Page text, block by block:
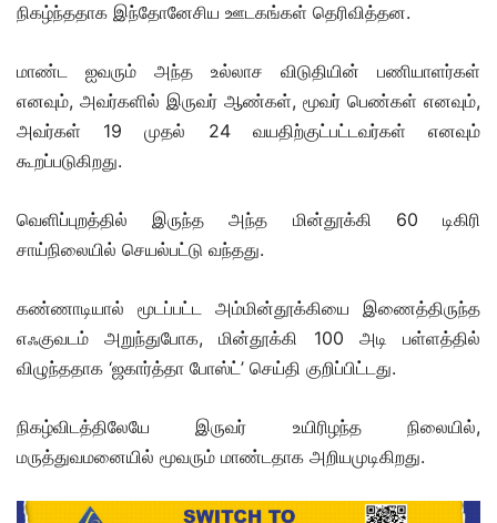
நிகழ்ந்ததாக இந்தோனேசிய ஊடகங்கள் தெரிவித்தன.
மாண்ட ஐவரும் அந்த உல்லாச விடுதியின் பணியாளர்கள்
எனவும், அவர்களில் இருவர் ஆண்கள், மூவர் பெண்கள் எனவும்,
அவர்கள் 19 முதல் 24 வயதிற்குட்பட்டவர்கள் எனவும்
கூறப்படுகிறது.
வெளிப்புறத்தில் இருந்த அந்த மின்தூக்கி 60 டிகிரி
சாய்நிலையில் செயல்பட்டு வந்தது.
கண்ணாடியால் மூடப்பட்ட அம்மின்தூக்கியை இணைத்திருந்த
எஃகுவடம் அறுந்துபோக, மின்தூக்கி 100 அடி பள்ளத்தில்
விழுந்ததாக ‘ஜகார்த்தா போஸ்ட்’ செய்தி குறிப்பிட்டது.
நிகழ்விடத்திலேயே இருவர் உயிரிழந்த நிலையில்,
மருத்துவமனையில் மூவரும் மாண்டதாக அறியமுடிகிறது.